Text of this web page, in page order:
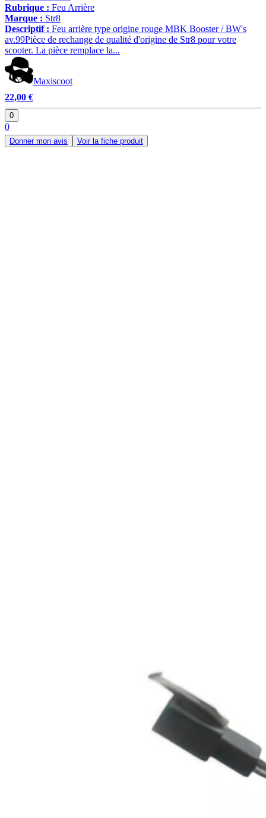
Rubrique : Feu Arrière
Marque : Str8
Descriptif : Feu arrière type origine rouge MBK Booster / BW's
av.99Pièce de rechange de qualité d'origine de Str8 pour votre
scooter. La pièce remplace la...
Maxiscoot
22,00 €
0
0
Donner mon avis Voir la fiche produit